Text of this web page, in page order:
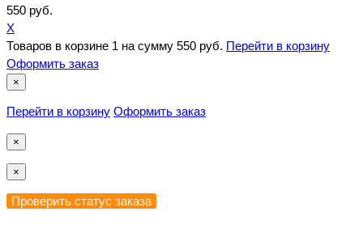
550 руб.
X
Товаров в корзине 1 на сумму 550 руб. Перейти в корзину
Оформить заказ
×
Перейти в корзину Оформить заказ
×
×